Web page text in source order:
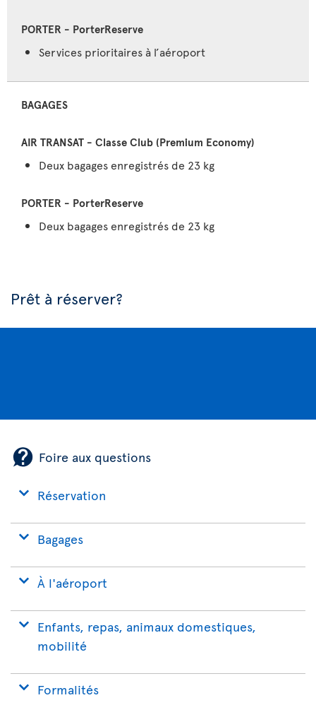
Services prioritaires à l’aéroport
BAGAGES
Deux bagages enregistrés de 23 kg
Deux bagages enregistrés de 23 kg
Prêt à réserver?
Foire aux questions
Réservation
Bagages
À l'aéroport
Enfants, repas, animaux domestiques,
mobilité
Formalités